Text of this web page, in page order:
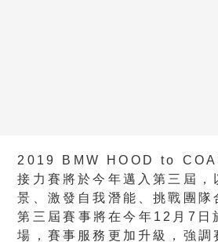
2019 BMW HOOD to
接力賽將於今年邁入第三屆，
景、激發自我潛能、挑戰團隊
第三屆賽事將在今年12月7日
場，賽事服務更加升級，強調